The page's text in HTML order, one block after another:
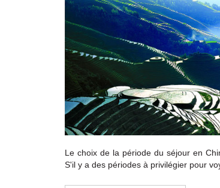
Le choix de la période du séjour en
S'il y a des périodes à privilégier pour